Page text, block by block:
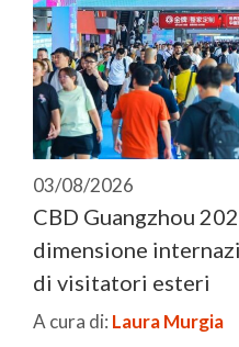
03/08/2026
CBD Guangzhou
dimensione
di visitatori esteri
A cura di: Laura Murgia